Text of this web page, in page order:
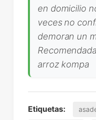
en domicilio
veces no
demoran un
arroz kompa
Etiquetas: